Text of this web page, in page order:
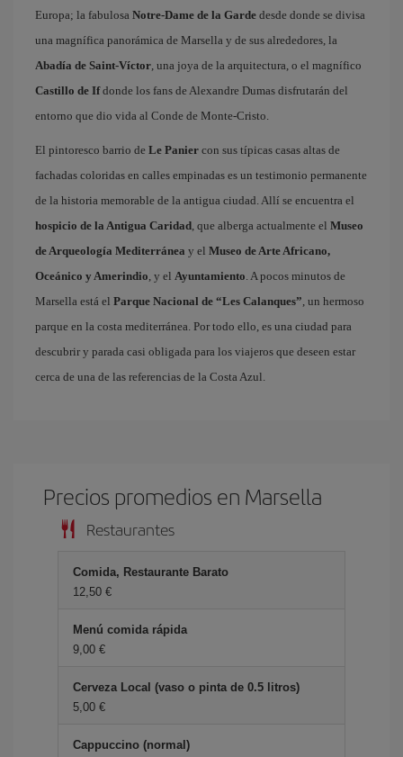
Europa; la fabulosa Notre-Dame de la Garde desde donde se divisa
una magnífica panorámica de Marsella y de sus alrededores, la
Abadía de Saint-Víctor, una joya de la arquitectura, o el magnífico
Castillo de Ifdonde los fans de Alexandre Dumas disfrutarán del
entorno que dio vida al Conde de Monte-Cristo.
El pintoresco barrio de Le Panier con sus típicas casas altas de
fachadas coloridas en calles empinadas es un testimonio permanente
de la historia memorable de la antigua ciudad. Allí se encuentra el
hospicio de la Antigua Caridad, que alberga actualmente el Museo
de Arqueología Mediterránea y el Museo de Arte Africano,
Oceánico y Amerindio, y el Ayuntamiento. A pocos minutos de
Marsella está el Parque Nacional de “Les Calanques”, un hermoso
parque en la costa mediterránea. Por todo ello, es una ciudad para
descubrir y parada casi obligada para los viajeros que deseen estar
cerca de una de las referencias de la Costa Azul.
Precios promedios en Marsella
Restaurantes
Comida, Restaurante Barato
12,50 €
Menú comida rápida
9,00 €
Cerveza Local (vaso o pinta de 0.5 litros)
5,00 €
Cappuccino (normal)